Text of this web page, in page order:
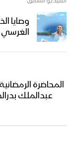
وصايا
المحاضرة
عبدالملك بدرالدين